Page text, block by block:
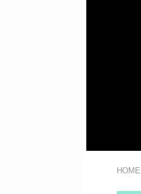
HOME